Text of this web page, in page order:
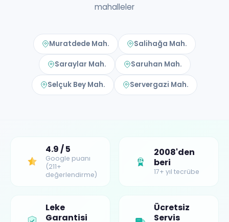
mahalleler
Muratdede Mah. Salihağa Mah.
Saraylar Mah. Saruhan Mah.
Selçuk Bey Mah. Servergazi Mah.
4.9 / 5
Google puanı
(211+
değerlendirme)
17+
2008'den
beri
17+ yıl tecrübe
Leke
Garantisi
Ücretsiz
Servis